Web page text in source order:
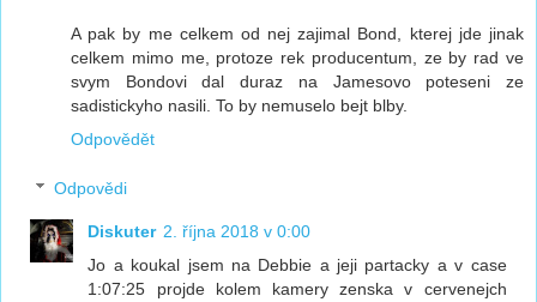
A pak by me celkem od nej zajimal Bond, kterej jde jinak
celkem mimo me, protoze rek producentum, ze by rad ve
svym Bondovi dal duraz na Jamesovo poteseni ze
sadistickyho nasili. To by nemuselo bejt blby.
Odpovědět
Odpovědi
Diskuter 2. října 2018 v 0:00
Jo a koukal jsem na Debbie a jeji partacky a v case
1:07:25 projde kolem kamery zenska v cervenejch